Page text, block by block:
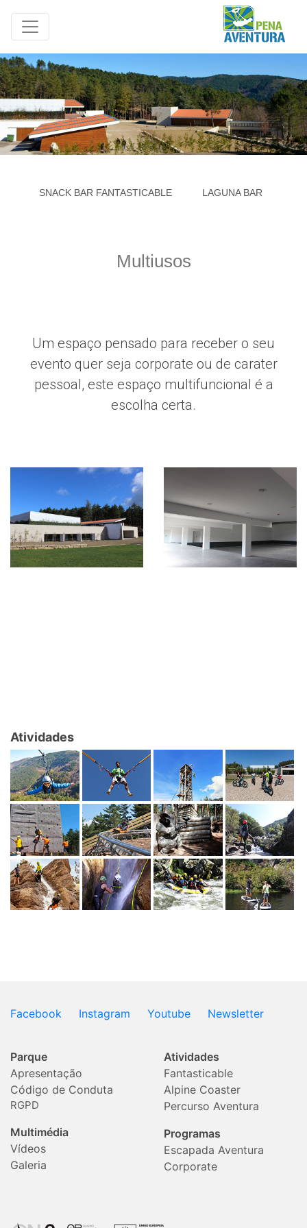
SNACK BAR FANTASTICABLE LAGUNA BAR
Multiusos
Um espaço pensado para receber o seu
evento quer seja corporate ou de carater
pessoal, este espaço multifuncional é a
escolha certa.
Atividades
Facebook Instagram Youtube Newsletter
Parque
Apresentação
Código de Conduta
RGPD
Multimédia
Vídeos
Galeria
Atividades
Fantasticable
Alpine Coaster
Percurso Aventura
Programas
Escapada Aventura
Corporate